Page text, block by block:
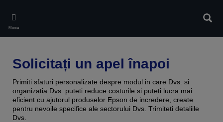
main
content
Meniu
Solicitați un apel înapoi
Primiti sfaturi personalizate despre modul in care Dvs. si
organizatia Dvs. puteti reduce costurile si puteti lucra mai
eficient cu ajutorul produselor Epson de incredere, create
pentru nevoile specifice ale sectorului Dvs. Trimiteti detaliile
Dvs.